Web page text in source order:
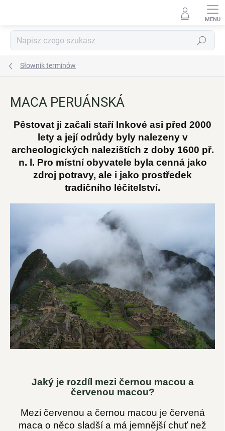
Szukaj
Słownik terminów
MACA PERUÁNSKÁ
Pěstovat ji začali staří Inkové asi před 2000
lety a její odrůdy byly nalezeny v
archeologických nalezištích z doby 1600 př.
n. l. Pro místní obyvatele byla cenná jako
zdroj potravy, ale i jako prostředek
tradičního léčitelství.
Jaký je rozdíl mezi černou macou a
červenou macou?
Mezi červenou a černou macou je červená
maca o něco sladší a má jemnější chuť než